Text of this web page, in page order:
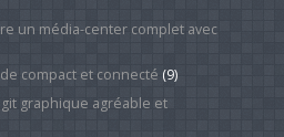
un média-center complet avec
compact et connecté (9)
graphique agréable et